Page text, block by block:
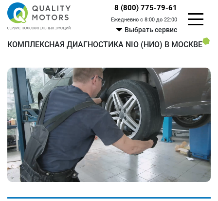
8 (800) 775-79-61
Ежедневно с 8:00 до 22:00
Выбрать сервис
КОМПЛЕКСНАЯ ДИАГНОСТИКА NIO (НИО) В МОСКВЕ